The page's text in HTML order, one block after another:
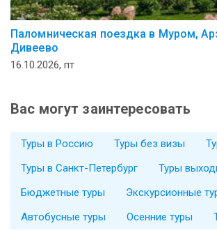
Паломническая поездка в Муром,
Дивеево
16.10.2026, пт
Вас могут заинтересовать
Туры в Россию Туры без визы
Туры в Санкт-Петербург
Туры
Бюджетные туры
Экскурсионные
Автобусные туры
Осенние туры